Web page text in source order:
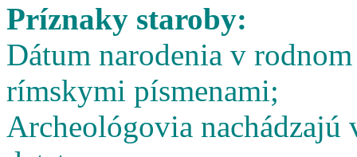
Príznaky staroby:
Dátum narodenia v
rímskymi písmenami;
Archeológovia nachádzajú